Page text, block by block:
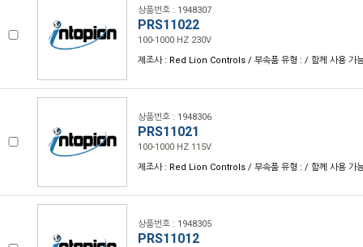
상품번호 : 1948307
PRS11022
100-1000 HZ 230V
제조사 : Red Lion Controls / 부속품 유형 : / 함께 사용 가
상품번호 : 1948306
PRS11021
100-1000 HZ 115V
제조사 : Red Lion Controls / 부속품 유형 : / 함께 사용 가
상품번호 : 1948305
PRS11012